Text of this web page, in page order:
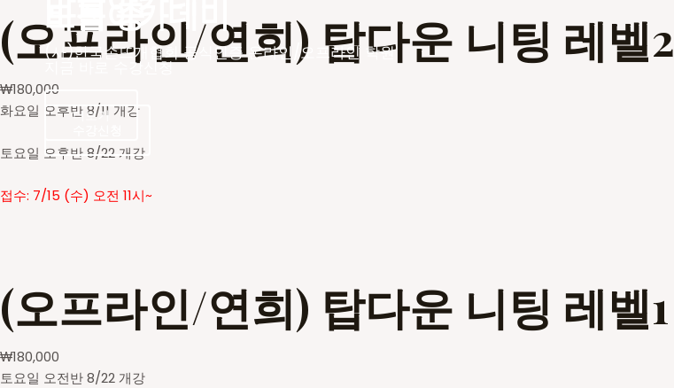
(사)한국손뜨개협회 공식인증 온라인/오프라인 학원
더보기
바늘아카데미
지금 바로 수강신청
모집 중
(오프라인/연희) 탑다운 니팅 레벨2
₩180,000
화요일 오후반 8/11 개강
토요일 오후반 8/22 개강
접수: 7/15 (수) 오전 11시~
(오프라인/연희) 탑다운 니팅 레벨1
₩180,000
토요일 오전반 8/22 개강